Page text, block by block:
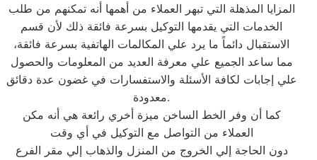
المزايا المذهلة التي تبهر العملاء من أهمها أنه تمكنهم من طلب
الخدمات التي يقدمها التوكيل بسرعة فائقة ذلك لأن قسم
الاستقبال دائماً ما يرد علي المكالمات الهاتفية بسرعة فائقة،
مما ساعد الجميع علي معرفة العديد من المعلومات والحصول
علي إجابات لكافة الأسئلة والاستفسارات في غضون عدة دقائق
معدودة.
كما أن وفر الخط الساخن ميزة أخري رائعة هي أنه مكن
العملاء من التواصل مع التوكيل في أي وقت
دون الحاجة إلي الخروج من المنزل والذهاب إلي مقر الفرع